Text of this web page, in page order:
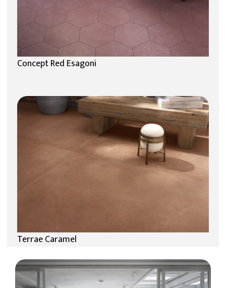
Concept Red Esagoni
Terrae Caramel